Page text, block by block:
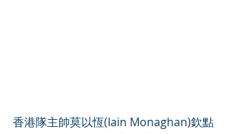
香港隊主帥莫以恆(Iain Monaghan)欽點